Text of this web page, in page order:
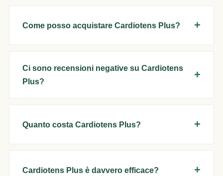
Come posso acquistare Cardiotens Plus?
Ci sono recensioni negative su Cardiotens
Plus?
Quanto costa Cardiotens Plus?
Cardiotens Plus è davvero efficace?